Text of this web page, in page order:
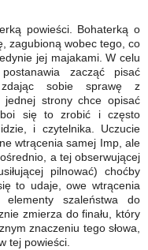
powieści. Bohaterką o
zagubioną wobec tego, co
jej majakami. W celu
zacząć pisać
sobie sprawę z
jednej strony chce opisać
się to zrobić i często
i czytelnika. Uczucie
wtrącenia samej Imp, ale
a tej obserwującej
pilnować) choćby
to udaje, owe wtrącenia
elementy szaleństwa do
zmierza do finału, który
znaczeniu tego słowa,
tej powieści.